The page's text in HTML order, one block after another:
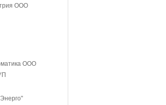
ООО
ООО